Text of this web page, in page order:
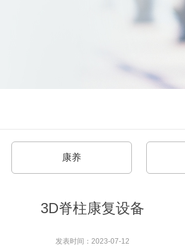
康养
3D脊柱康复设备
发表时间：2023-07-12